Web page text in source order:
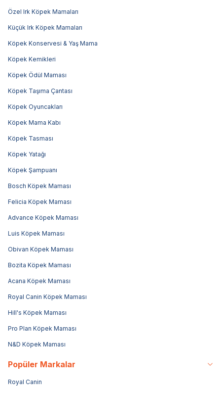
Özel Irk Köpek Mamaları
Küçük Irk Köpek Mamaları
Köpek Konservesi & Yaş Mama
Köpek Kemikleri
Köpek Ödül Maması
Köpek Taşıma Çantası
Köpek Oyuncakları
Köpek Mama Kabı
Köpek Tasması
Köpek Yatağı
Köpek Şampuanı
Bosch Köpek Maması
Felicia Köpek Maması
Advance Köpek Maması
Luis Köpek Maması
Obivan Köpek Maması
Bozita Köpek Maması
Acana Köpek Maması
Royal Canin Köpek Maması
Hill's Köpek Maması
Pro Plan Köpek Maması
N&D Köpek Maması
Popüler Markalar
Royal Canin